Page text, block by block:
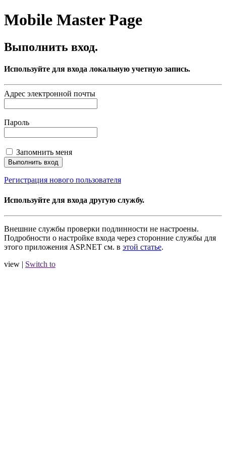
Mobile Master Page
Выполнить вход.
Используйте для входа локальную учетную запись.
Адрес электронной почты
Пароль
Запомнить меня
Регистрация нового пользователя
Используйте для входа другую службу.
Внешние службы проверки подлинности не настроены.
Подробности о настройке входа через сторонние службы для
этого приложения ASP.NET см. в этой статье.
view | Switch to